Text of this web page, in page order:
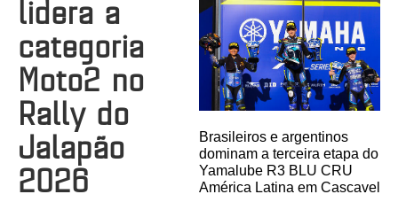
lidera a
categoria
Moto2 no
Rally do
Jalapão
2026
Brasileiros e argentinos
dominam a terceira etapa do
Yamalube R3 BLU CRU
América Latina em Cascavel